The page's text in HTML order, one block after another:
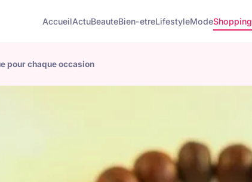
AccueilActuBeauteBien-etreLifestyleModeShopping
pour chaque occasion